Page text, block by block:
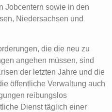
Jobcentern sowie in den
Niedersachsen und
die die neu zu
angehen müssen, sind
der letzten Jahre und die
öffentliche Verwaltung auch
reibungslos
Dienst täglich einer